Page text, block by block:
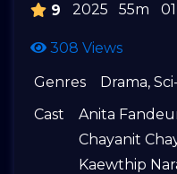
9 2025 55m
308 Views
Genres
Drama,
Cast
Anita
Chayanit
Kaewthip